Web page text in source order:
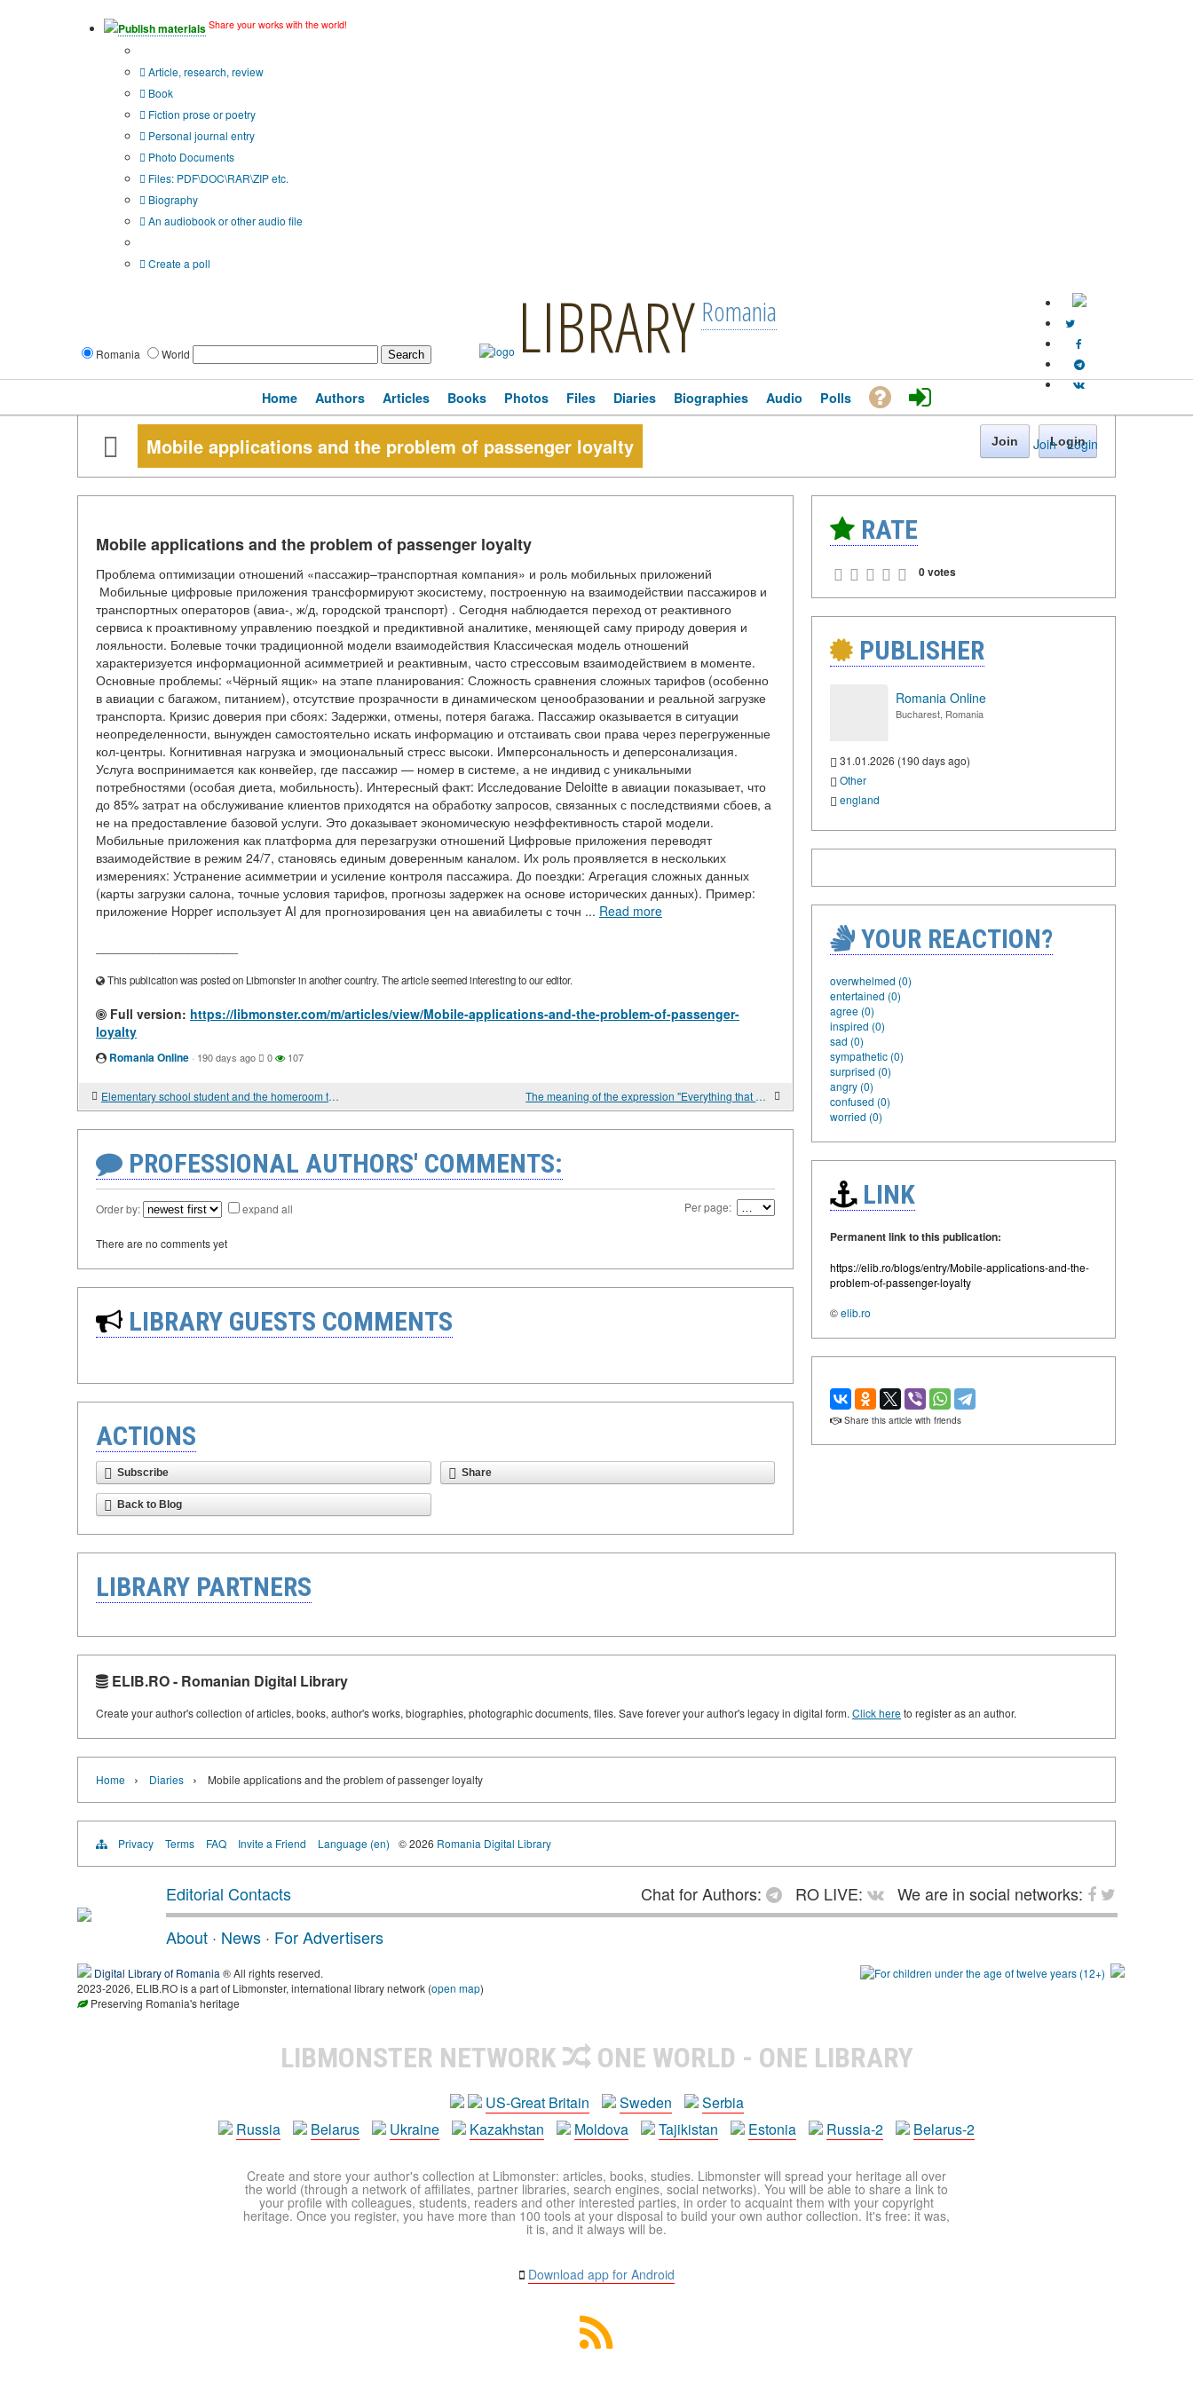
Publish materials Share your works with the world!
Article, research, review
Book
Fiction prose or poetry
Personal journal entry
Photo Documents
Files: PDF\DOC\RAR\ZIP etc.
Biography
An audiobook or other audio file
Create a poll
Romania World LIBRARY Romania
Join · Login
Home Authors Articles Books Photos Files Diaries Biographies Audio Polls
Mobile applications and the problem of passenger loyalty Join Login
Mobile applications and the problem of passenger loyalty
Проблема оптимизации отношений «пассажир–транспортная компания» и роль мобильных приложений
Мобильные цифровые приложения трансформируют экосистему, построенную на взаимодействии пассажиров и
транспортных операторов (авиа-, ж/д, городской транспорт) . Сегодня наблюдается переход от реактивного
сервиса к проактивному управлению поездкой и предиктивной аналитике, меняющей саму природу доверия и
лояльности. Болевые точки традиционной модели взаимодействия Классическая модель отношений
характеризуется информационной асимметрией и реактивным, часто стрессовым взаимодействием в моменте.
Основные проблемы: «Чёрный ящик» на этапе планирования: Сложность сравнения сложных тарифов (особенно
в авиации с багажом, питанием), отсутствие прозрачности в динамическом ценообразовании и реальной загрузке
транспорта. Кризис доверия при сбоях: Задержки, отмены, потеря багажа. Пассажир оказывается в ситуации
неопределенности, вынужден самостоятельно искать информацию и отстаивать свои права через перегруженные
кол-центры. Когнитивная нагрузка и эмоциональный стресс высоки. Имперсональность и деперсонализация.
Услуга воспринимается как конвейер, где пассажир — номер в системе, а не индивид с уникальными
потребностями (особая диета, мобильность). Интересный факт: Исследование Deloitte в авиации показывает, что
до 85% затрат на обслуживание клиентов приходятся на обработку запросов, связанных с последствиями сбоев, а
не на предоставление базовой услуги. Это доказывает экономическую неэффективность старой модели.
Мобильные приложения как платформа для перезагрузки отношений Цифровые приложения переводят
взаимодействие в режим 24/7, становясь единым доверенным каналом. Их роль проявляется в нескольких
измерениях: Устранение асимметрии и усиление контроля пассажира. До поездки: Агрегация сложных данных
(карты загрузки салона, точные условия тарифов, прогнозы задержек на основе исторических данных). Пример:
приложение Hopper использует AI для прогнозирования цен на авиабилеты с точн ... Read more
This publication was posted on Libmonster in another country. The article seemed interesting to our editor.
Full version: https://libmonster.com/m/articles/view/Mobile-applications-and-the-problem-of-passenger-
loyalty
Romania Online · 190 days ago 0 107
Elementary school student and the homeroom teacher: Areas of potential tension. The meaning of the expression "Everything that happens is for the best"
PROFESSIONAL AUTHORS' COMMENTS:
Order by: expand all Per page:
There are no comments yet
LIBRARY GUESTS COMMENTS
ACTIONS
Subscribe Share
Back to Blog
RATE
0 votes
PUBLISHER
Romania Online
Bucharest, Romania
31.01.2026 (190 days ago)
Other
england
YOUR REACTION?
overwhelmed (0)
entertained (0)
agree (0)
inspired (0)
sad (0)
sympathetic (0)
surprised (0)
angry (0)
confused (0)
worried (0)
LINK
Permanent link to this publication:
https://elib.ro/blogs/entry/Mobile-applications-and-the-
problem-of-passenger-loyalty
©elib.ro
Share this article with friends
LIBRARY PARTNERS
ELIB.RO - Romanian Digital Library
Create your author's collection of articles, books, author's works, biographies, photographic documents, files. Save forever your author's legacy in digital form. Click hereto register as an author.
Home › Diaries › Mobile applications and the problem of passenger loyalty
Privacy Terms FAQ Invite a Friend Language (en) © 2026 Romania Digital Library
Editorial Contacts Chat for Authors: RO LIVE:
We are in social networks:
About · News · For Advertisers
Digital Library of Romania ® All rights reserved.
2023-2026, ELIB.RO is a part of Libmonster, international library network (open map)
Preserving Romania's heritage
LIBMONSTER NETWORK ONE WORLD - ONE LIBRARY
US-Great Britain Sweden
Serbia
Russia
Belarus Ukraine Kazakhstan Moldova Tajikistan Estonia Russia-2 Belarus-2
Create and store your author's collection at Libmonster: articles, books, studies. Libmonster will spread your heritage all over
the world (through a network of affiliates, partner libraries, search engines, social networks). You will be able to share a link to
your profile with colleagues, students, readers and other interested parties, in order to acquaint them with your copyright
heritage. Once you register, you have more than 100 tools at your disposal to build your own author collection. It's free: it was,
it is, and it always will be.
Download app for Android